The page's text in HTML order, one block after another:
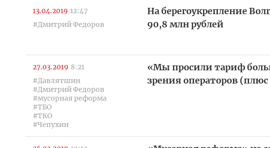
13.04.2019 12:47
#Дмитрий Федоров
На берегоукрепление
90,8 млн рублей
27.03.2019 8:21
#Давлятшин
#Дмитрий Федоров
#мусорная реформа
#ТБО
#ТКО
#Чепухин
«Мы просили тариф
зрения операторов